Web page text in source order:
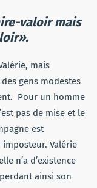
valoir mais
mais
gens modestes
Pour un homme
pas de mise et le
est
Valérie
n’a d’existence
ainsi son